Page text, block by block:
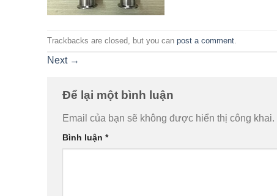
Trackbacks are closed, but you can post a comment
Next →
Để lại một bình luận
Email của bạn sẽ không được hiển thị công khai.
Bình luận *